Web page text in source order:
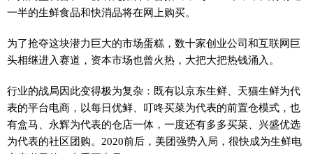
一半的生鲜食品和快消品将在网上购买。
为了抢夺这块潜力巨大的市场蛋糕，数十家创业公司和互联网巨
头相继进入赛道，资本市场也曾火热，大把大把热钱涌入。
行业的战局因此变得极为复杂：既有以京东生鲜、天猫生鲜为代
表的平台电商，以每日优鲜、叮咚买菜为代表的前置仓模式，也
有盒马、永辉为代表的仓店一体，一度还有多多买菜、兴盛优选
为代表的社区团购。2020前后，美团强势入局，很快成为生鲜电